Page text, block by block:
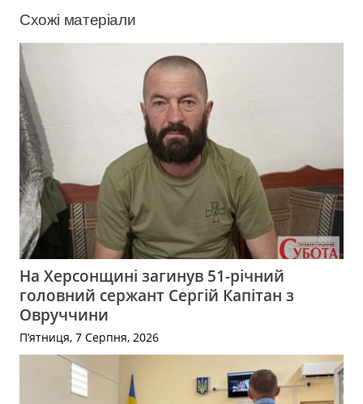
Схожі матеріали
На Херсонщині загинув 51-річний
головний сержант Сергій Капітан з
Овруччини
П’ятниця, 7 Серпня, 2026